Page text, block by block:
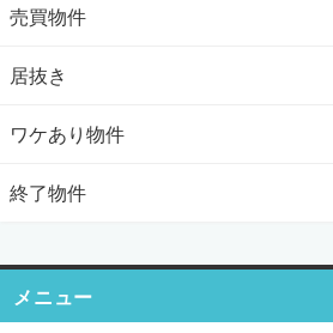
売買物件
居抜き
ワケあり物件
終了物件
メニュー